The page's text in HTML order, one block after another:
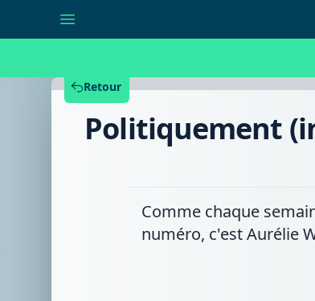
Retour
Politiquement
Comme chaque
numéro, c'est Aurélie